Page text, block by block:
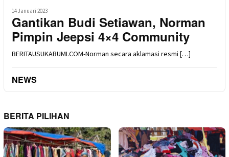
14 Januari 2023
Gantikan Budi Setiawan, Norman
Pimpin Jeepsi 4×4 Community
BERITAUSUKABUMI.COM-Norman secara aklamasi resmi […]
NEWS
BERITA PILIHAN